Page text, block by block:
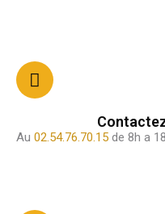
Au 02.54.76.70.15 de 8h a